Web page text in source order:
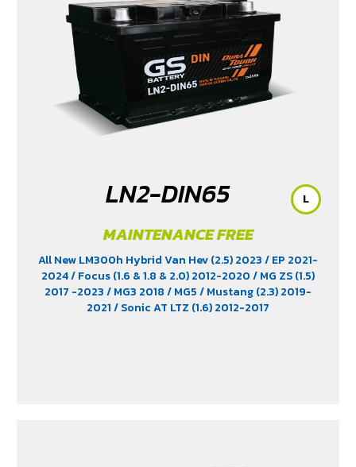
LN2-DIN65
MAINTENANCE FREE
All New LM300h Hybrid Van Hev (2.5) 2023/ EP 2021-
2024/ Focus (1.6 & 1.8 & 2.0) 2012-2020/ MG ZS (1.5)
2017 -2023/ MG3 2018/ MG5/ Mustang (2.3) 2019-
2021/ Sonic AT LTZ (1.6) 2012-2017
L